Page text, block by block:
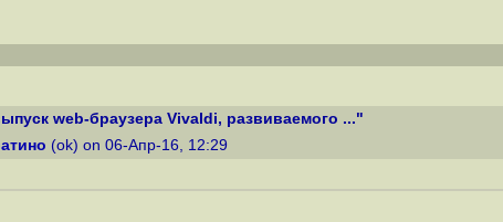
web-браузера Vivaldi, развиваемого ..."
(ok) on 06-Апр-16, 12:29